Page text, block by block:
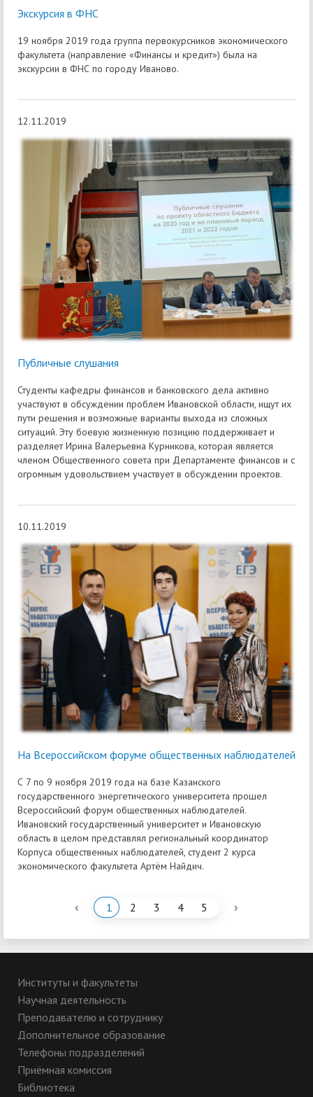
Экскурсия в ФНС
19 ноября 2019 года группа первокурсников экономического
факультета (направление «Финансы и кредит») была на
экскурсии в ФНС по городу Иваново.
12.11.2019
Публичные слушания
Студенты кафедры финансов и банковского дела активно
участвуют в обсуждении проблем Ивановской области, ищут их
пути решения и возможные варианты выхода из сложных
ситуаций. Эту боевую жизненную позицию поддерживает и
разделяет Ирина Валерьевна Курникова, которая является
членом Общественного совета при Департаменте финансов и с
огромным удовольствием участвует в обсуждении проектов.
10.11.2019
На Всероссийском форуме общественных наблюдателей
С 7 по 9 ноября 2019 года на базе Казанского
государственного энергетического университета прошел
Всероссийский форум общественных наблюдателей.
Ивановский государственный университет и Ивановскую
область в целом представлял региональный координатор
Корпуса общественных наблюдателей, студент 2 курса
экономического факультета Артём Найдич.
‹ 1 2 3 4 5 ›
Институты и факультеты
Научная деятельность
Преподавателю и сотруднику
Дополнительное образование
Телефоны подразделений
Приёмная комиссия
Библиотека